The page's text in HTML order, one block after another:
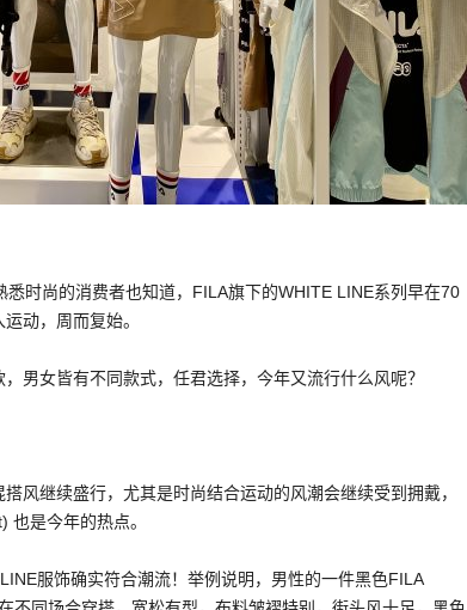
时尚的消费者也知道，FILA旗下的WHITE LINE系列早在70
动，周而复始。
男女皆有不同款式，任君选择，今年又流行什么风呢？
风继续盛行，尤其是时尚结合运动的风潮会继续受到拥戴，
是今年的热点。
服饰确实符合潮流！举例说明，男性的一件黑色FILA